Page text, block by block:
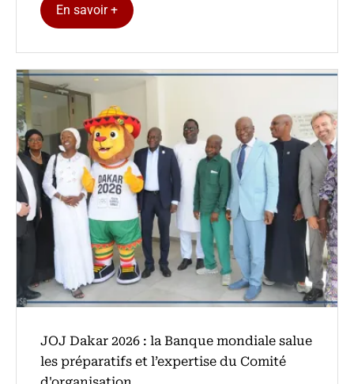
En savoir +
‎JOJ Dakar 2026 : la Banque mondiale salue
les préparatifs et l’expertise du Comité